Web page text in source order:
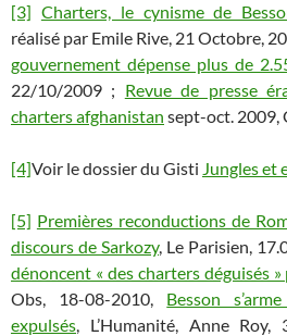
[3] Charters, le cynisme de
réalisé par Emile Rive, 21 Octobre,
gouvernement dépense plus de
22/10/2009 ; Revue de presse
charters afghanistan sept-oct. 2009,
[4]Voir le dossier du Gisti Jungles et
[5] Premières reconductions de
discours de Sarkozy, Le Parisien,
dénoncent « des charters déguisés
Obs, 18-08-2010, Besson
expulsés, L’Humanité, Anne